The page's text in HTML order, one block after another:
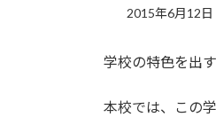
2015年6月12日
学校の特色を出
本校では、この